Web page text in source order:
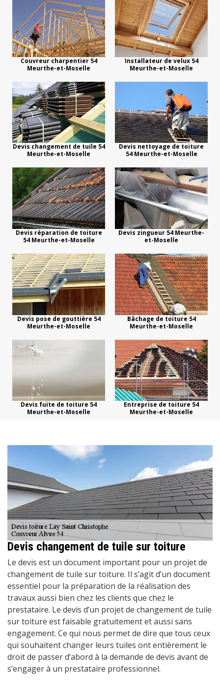
Couvreur charpentier 54
Meurthe-et-Moselle
Installateur de velux 54
Meurthe-et-Moselle
Devis changement de tuile 54
Meurthe-et-Moselle
Devis nettoyage de toiture
54 Meurthe-et-Moselle
Devis réparation de toiture
54 Meurthe-et-Moselle
Devis zingueur 54 Meurthe-
et-Moselle
Devis pose de gouttière 54
Meurthe-et-Moselle
Bâchage de toiture 54
Meurthe-et-Moselle
Devis fuite de toiture 54
Meurthe-et-Moselle
Entreprise de toiture 54
Meurthe-et-Moselle
Devis changement de tuile sur toiture
Le devis est un document important pour un projet de
changement de tuile sur toiture. Il s’agit d’un document
essentiel pour la préparation de la réalisation des
travaux aussi bien chez les clients que chez le
prestataire. Le devis d’un projet de changement de tuile
sur toiture est faisable gratuitement et aussi sans
engagement. Ce qui nous permet de dire que tous ceux
qui souhaitent changer leurs tuiles ont entièrement le
droit de passer d’abord à la demande de devis avant de
s’engager à un prestataire professionnel.